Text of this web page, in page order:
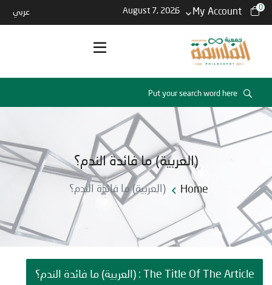
0
My Account
August 7, 2026 عربي
(العربية) ما فائدة الندم؟
Home (العربية) ما فائدة الندم؟
The Title Of The Article : (العربية) ما فائدة الندم؟